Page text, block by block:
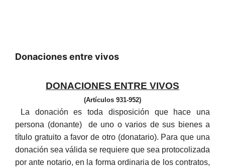
Donaciones entre vivos
DONACIONES ENTRE VIVOS
(Artículos 931-952)
La donación es toda disposición que hace una
persona (donante) de uno o varios de sus bienes a
título gratuito a favor de otro (donatario). Para que una
donación sea válida se requiere que sea protocolizada
por ante notario, en la forma ordinaria de los contratos,